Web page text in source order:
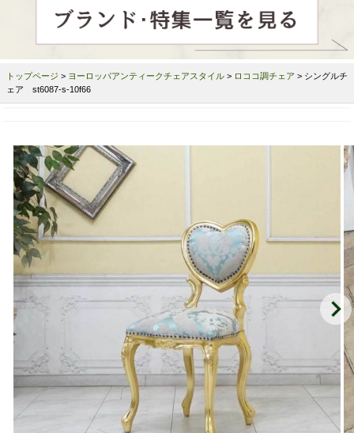
トップページ > ヨーロッパアンティークチェアスタイル > ロココ調チェア > シングルチ
ェア st6087-s-10f66